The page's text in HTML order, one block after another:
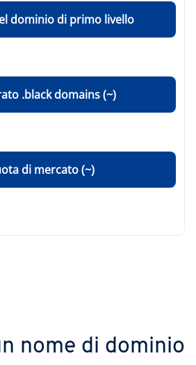
dominio di primo livello
.black domains (~)
di mercato (~)
nome di dominio